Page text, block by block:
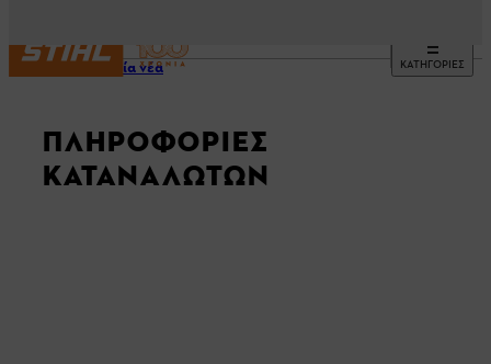
ΚΑΤΗΓΟΡΙΕΣ
Τελευταία νέα
ΠΛΗΡΟΦΟΡΊΕΣ
ΚΑΤΑΝΑΛΩΤΏΝ